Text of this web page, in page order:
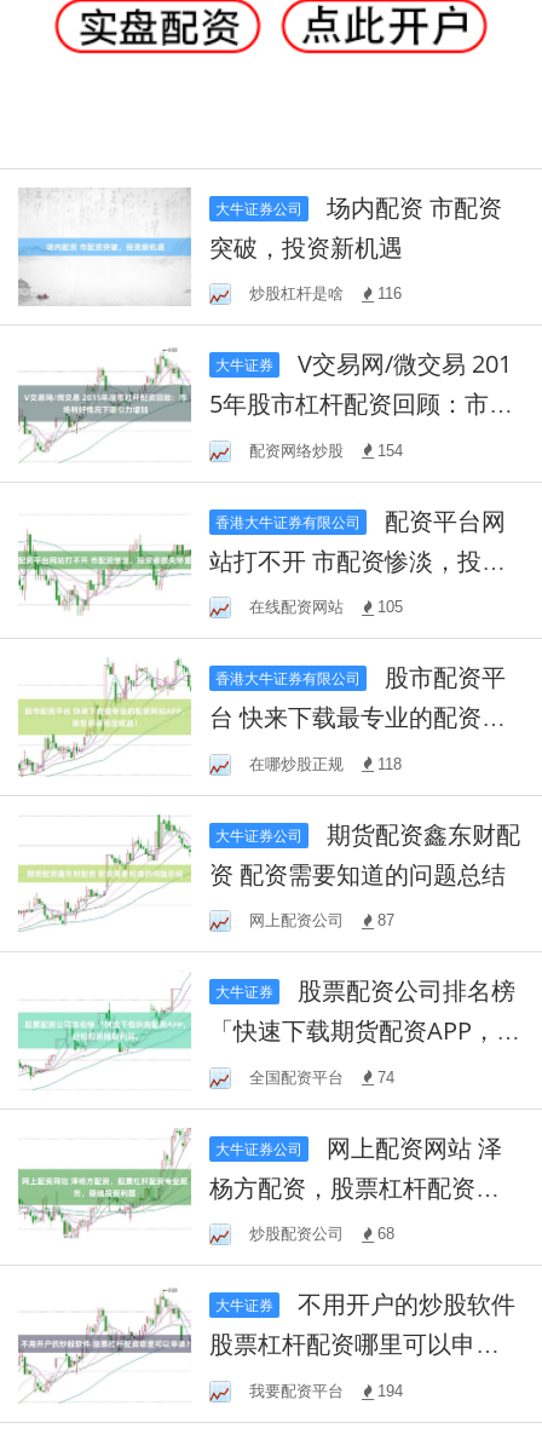
大牛证券公司
场内配资 市配资
突破，投资新机遇
炒股杠杆是啥 116
大牛证券
V交易网/微交易 201
5年股市杠杆配资回顾：市场
利好情况下吸引力增加
配资网络炒股 154
香港大牛证券有限公司
站打不开 市配资惨淡，投资
者损失惨重
在线配资网站 105
香港大牛证券有限公司
台 快来下载最专业的配资网
站APP，助您获得稳定收益！
在哪炒股正规 118
大牛证券公司
期货配资鑫东财配
资 配资需要知道的问题总结
网上配资公司 87
大牛证券
「快速下载期货配资APP，轻
松投资赚取利润」
全国配资平台 74
大牛证券公司
杨方配资，股票杠杆配资专
业服务，稳健投资利器
炒股配资公司 68
大牛证券
不用开户的炒股软件
股票杠杆配资哪里可以申
请？我要配资平台 194